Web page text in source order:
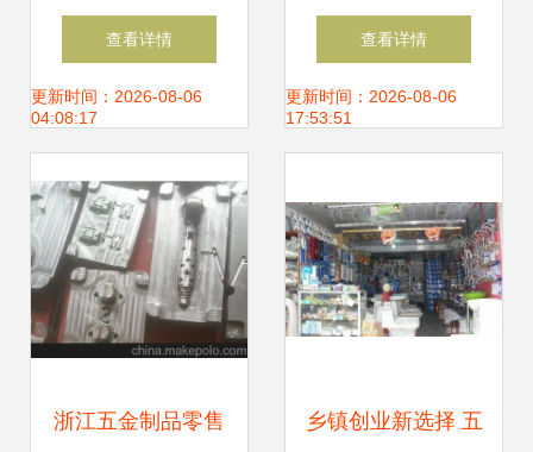
接锌合金、厨具及
小五金订单，量大
附产品图
查看详情
更新时间：2026-08-06
04:08:17
五金零售 产业协同
与市场机遇探析
查看详情
更新时间：2026-08-06
17:53:51
浙江五金制品零售 乡镇创业新选择 五